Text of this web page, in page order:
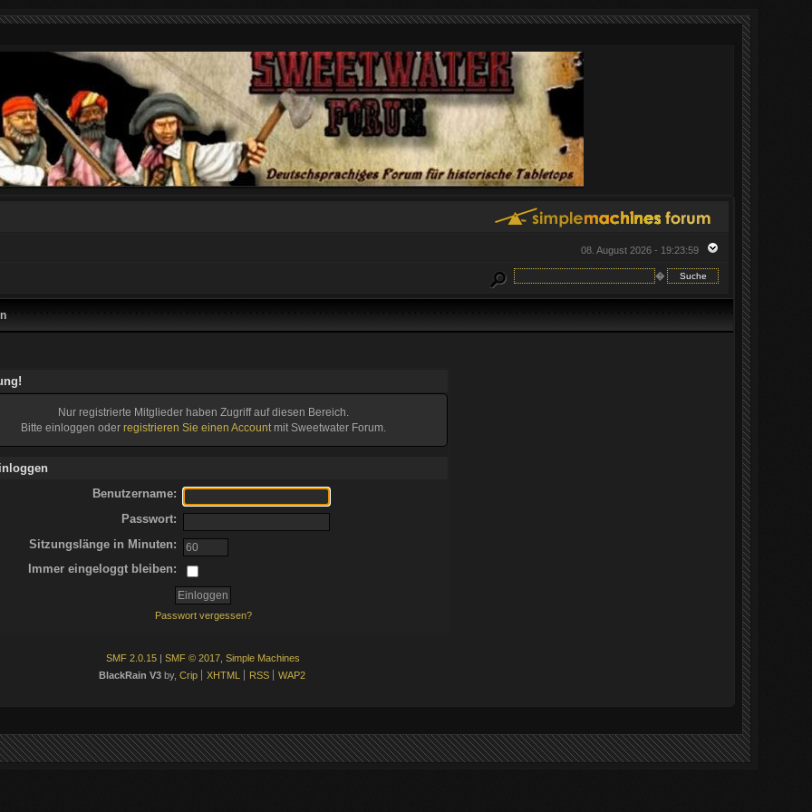
08. August 2026 - 19:23:59
�
Nur registrierte Mitglieder haben Zugriff auf diesen Bereich.
Bitte einloggen oder registrieren Sie einen Accountmit Sweetwater Forum.
Benutzername:
Passwort:
Sitzungslänge in Minuten:
Immer eingeloggt bleiben:
Passwort vergessen?
SMF 2.0.15 | SMF © 2017 Simple Machines
BlackRain V3 by, Crip XHTML RSS WAP2